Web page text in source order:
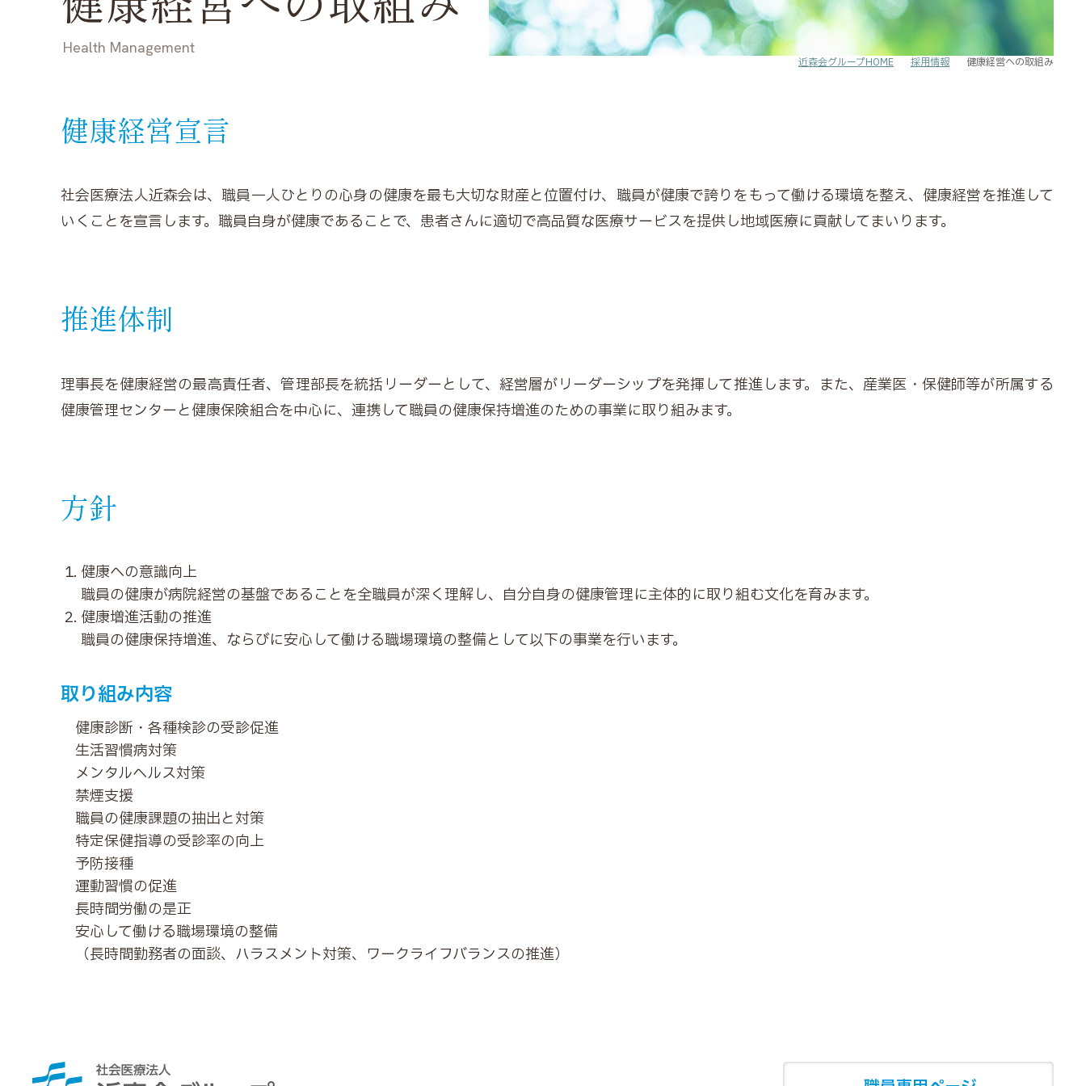
Health Management
近森会グループHOME 採用情報 健康経営への取組み
健康経営宣言
社会医療法人近森会は、職員一人ひとりの心身の健康を最も大切な財産と位置付け、職員が健康で誇りをもって働ける環境を整え、健康経営を推進して
いくことを宣言します。職員自身が健康であることで、患者さんに適切で高品質な医療サービスを提供し地域医療に貢献してまいります。
推進体制
理事長を健康経営の最高責任者、管理部長を統括リーダーとして、経営層がリーダーシップを発揮して推進します。また、産業医・保健師等が所属する
健康管理センターと健康保険組合を中心に、連携して職員の健康保持増進のための事業に取り組みます。
方針
健康への意識向上
職員の健康が病院経営の基盤であることを全職員が深く理解し、自分自身の健康管理に主体的に取り組む文化を育みます。
健康増進活動の推進
職員の健康保持増進、ならびに安心して働ける職場環境の整備として以下の事業を行います。
取り組み内容
健康診断・各種検診の受診促進
生活習慣病対策
メンタルヘルス対策
禁煙支援
職員の健康課題の抽出と対策
特定保健指導の受診率の向上
予防接種
運動習慣の促進
長時間労働の是正
安心して働ける職場環境の整備
（長時間勤務者の面談、ハラスメント対策、ワークライフバランスの推進）